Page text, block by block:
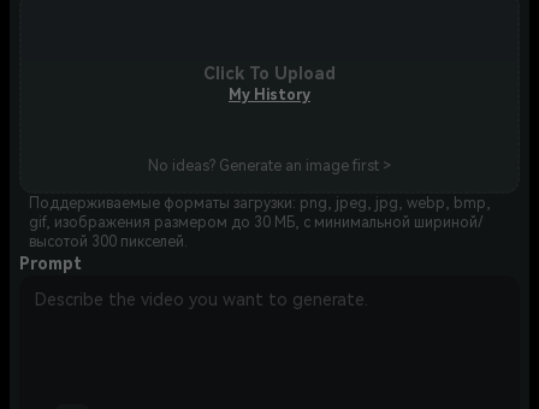
Click To Upload
My History
No ideas? Generate an image first >
Поддерживаемые форматы загрузки: png, jpeg, jpg, webp, bmp,
gif, изображения размером до 30 МБ, с минимальной шириной/
высотой 300 пикселей.
Prompt